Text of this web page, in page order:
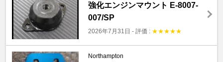
強化エンジンマウント E-8007-
007/SP
2026年7月31日 - 評価 : ★★★★★
Northampton